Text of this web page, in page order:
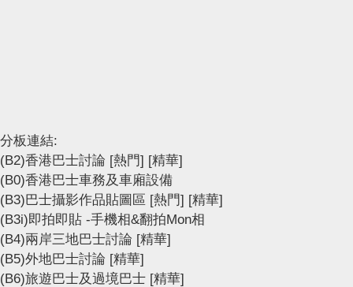
分板連結:
(B2)香港巴士討論 [熱門] [精華]
(B0)香港巴士車務及車廂設備
(B3)巴士攝影作品貼圖區 [熱門] [精華]
(B3i)即拍即貼 -手機相&翻拍Mon相
(B4)兩岸三地巴士討論 [精華]
(B5)外地巴士討論 [精華]
(B6)旅遊巴士及過境巴士 [精華]